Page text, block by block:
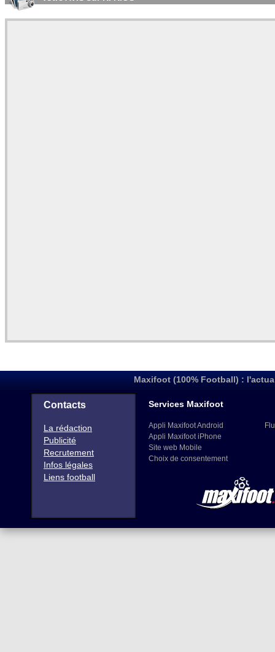
Maxifoot (100% Football) :
Contacts
La rédaction
Publicité
Recrutement
Infos légales
Liens football
Services Maxifoot
Appli Maxifoot Android
Appli Maxifoot iPhone
Site web Mobile
Choix de consentement